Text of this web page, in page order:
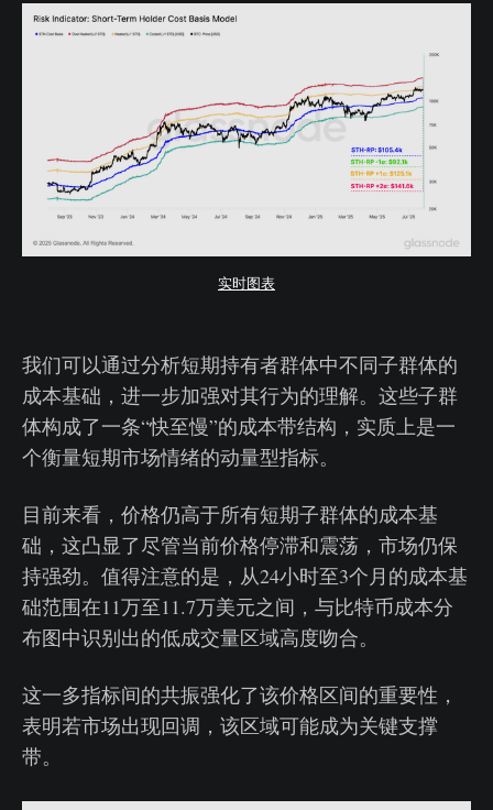
实时图表
我们可以通过分析短期持有者群体中不同子群体的
成本基础，进一步加强对其行为的理解。这些子群
体构成了一条“快至慢”的成本带结构，实质上是一
个衡量短期市场情绪的动量型指标。
目前来看，价格仍高于所有短期子群体的成本基
础，这凸显了尽管当前价格停滞和震荡，市场仍保
持强劲。值得注意的是，从24小时至3个月的成本基
础范围在11万至11.7万美元之间，与比特币成本分
布图中识别出的低成交量区域高度吻合。
这一多指标间的共振强化了该价格区间的重要性，
表明若市场出现回调，该区域可能成为关键支撑
带。